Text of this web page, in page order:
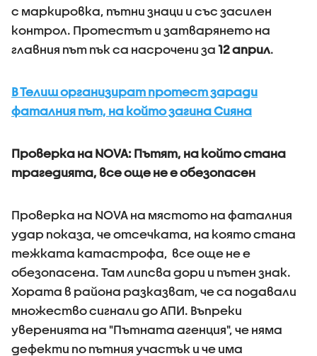
с маркировка, пътни знаци и със засилен
контрол. Протестът и затварянето на
главния път пък са насрочени за 12 април.
В Телиш организират протест заради
фаталния път, на който загина Сияна
Проверка на NOVA: Пътят, на който стана
трагедията, все още не е обезопасен
Проверка на NOVA на мястото на фаталния
удар показа, че отсечката, на която стана
тежката катастрофа, все още не е
обезопасена. Там липсва дори и пътен знак.
Хората в района разказват, че са подавали
множество сигнали до АПИ. Въпреки
уверенията на "Пътната агенция", че няма
дефекти по пътния участък и че има